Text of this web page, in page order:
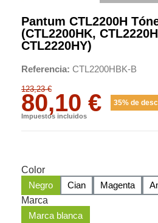
Pantum CTL2200H
(CTL2200HK,
CTL2220HY)
Referencia CTL2200HBK-B
123,23 €
80,10 € 35% de
Impuestos incluidos
Color
Negro
Cian Magenta
Marca
Marca blanca